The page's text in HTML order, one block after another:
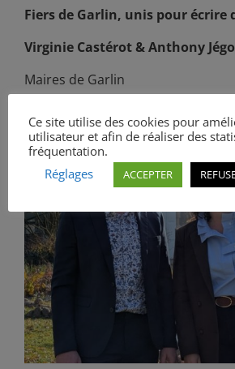
Fiers de Garlin, unis pour écrire
Virginie Castérot & Anthony
Maires de Garlin
Ce site utilise des cookies pour
utilisateur et afin de réaliser des
fréquentation.
Réglages
ACCEPTER